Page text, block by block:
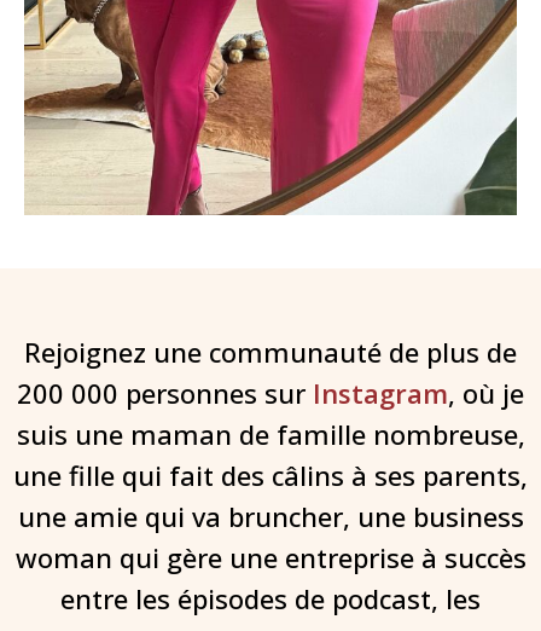
Rejoignez une communauté de plus de
200 000 personnes sur Instagram, où je
suis une maman de famille nombreuse,
une fille qui fait des câlins à ses parents,
une amie qui va bruncher, une business
woman qui gère une entreprise à succès
entre les épisodes de podcast, les